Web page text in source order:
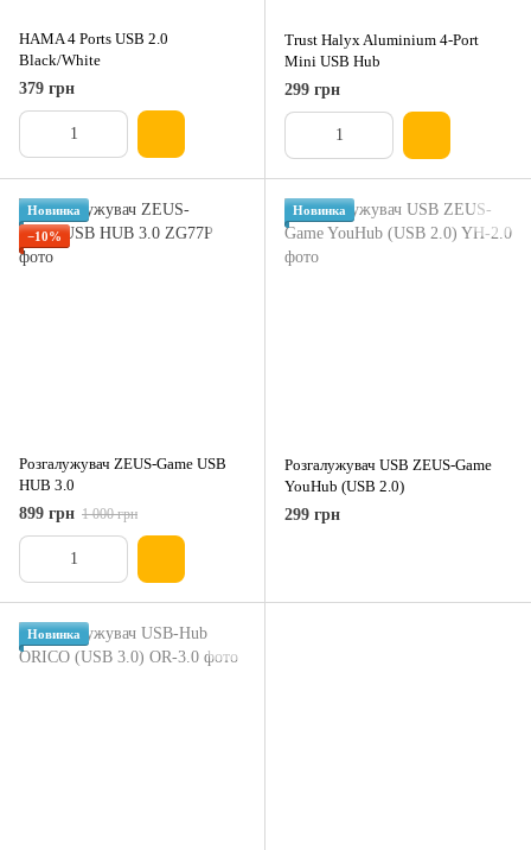
HAMA 4 Ports USB 2.0
Black/White
379 грн
Trust Halyx Aluminium 4-Port
Mini USB Hub
299 грн
Новинка
−10%
Розгалужувач ZEUS-Game USB
HUB 3.0
899 грн 1 000 грн
Новинка
Розгалужувач USB ZEUS-Game
YouHub (USB 2.0)
299 грн
Новинка